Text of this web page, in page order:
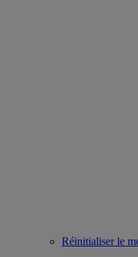
Réinitialiser le